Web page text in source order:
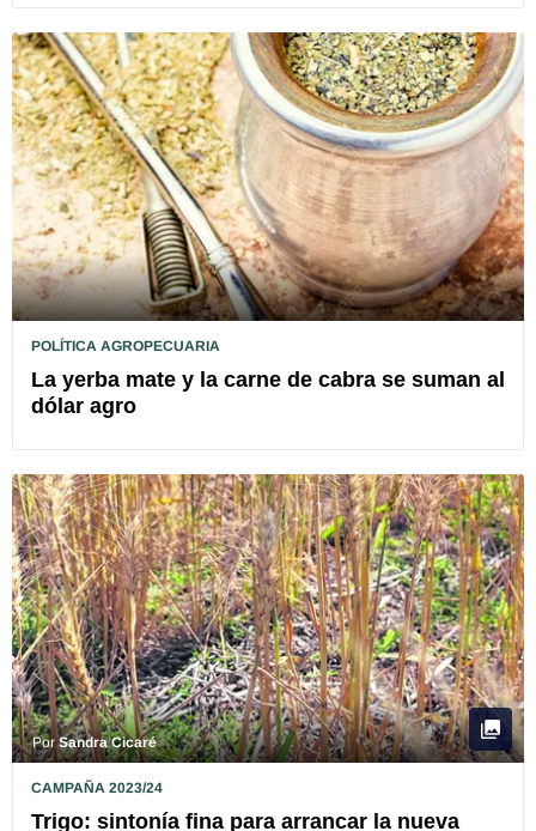
POLÍTICA AGROPECUARIA
La yerba mate y la carne de cabra se suman al
dólar agro
PorSandra Cicaré
CAMPAÑA 2023/24
Trigo: sintonía fina para arrancar la nueva